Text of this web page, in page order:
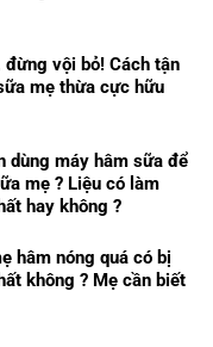
đừng vội bỏ! Cách tận
mẹ thừa cực hữu
dùng máy hâm sữa để
mẹ ? Liệu có làm
hay không ?
hâm nóng quá có bị
không ? Mẹ cần biết